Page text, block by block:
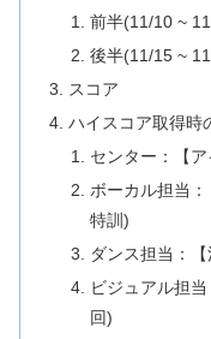
前半(11/10 ~
後半(11/15 ~
スコア
ハイスコア取得時
センター：【
ボーカル担当
特訓)
ダンス担当：
ビジュアル担
回)